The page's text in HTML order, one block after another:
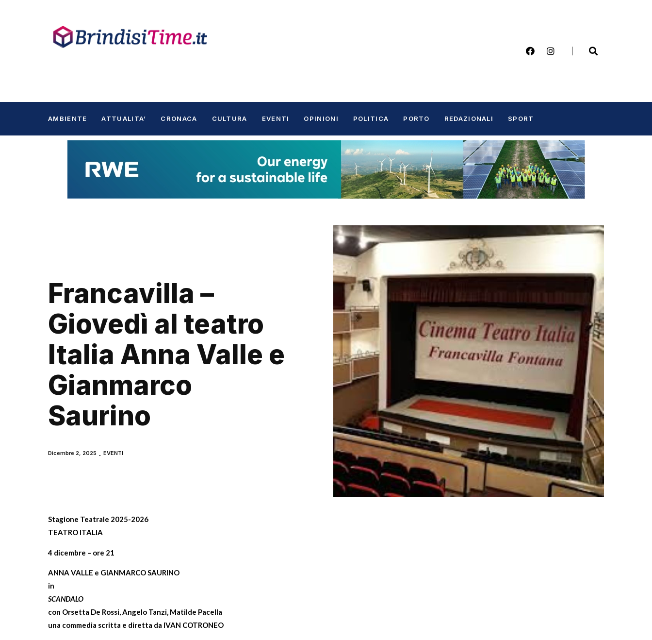
AMBIENTE ATTUALITA’ CRONACA CULTURA EVENTI OPINIONI POLITICA PORTO REDAZIONALI SPORT
Francavilla –
Giovedì al teatro
Italia Anna Valle e
Gianmarco
Saurino
Dicembre 2, 2025 EVENTI
Stagione Teatrale 2025-2026
TEATRO ITALIA
4 dicembre – ore 21
ANNA VALLE e GIANMARCO SAURINO
in
SCANDALO
con Orsetta De Rossi, Angelo Tanzi, Matilde Pacella
una commedia scritta e diretta da IVAN COTRONEO